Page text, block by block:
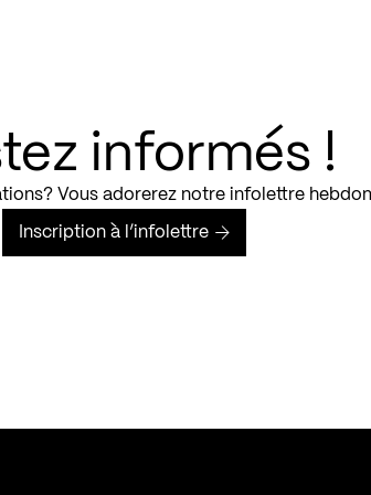
informés !
Vous adorerez notre infolettre
Inscription à l’infolettre